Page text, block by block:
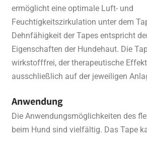
ermöglicht eine optimale Luft- und
Feuchtigkeitszirkulation unter dem
Dehnfähigkeit der Tapes entspricht
Eigenschaften der Hundehaut. Die
wirkstofffrei, der therapeutische
ausschließlich auf der jeweiligen
Anwendung
Die Anwendungsmöglichkeiten des
beim Hund sind vielfältig. Das Tape